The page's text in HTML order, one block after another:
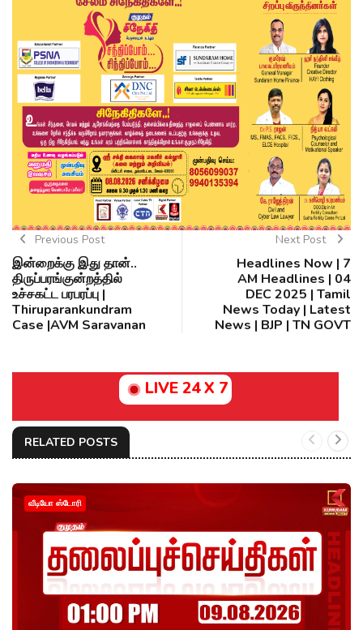
Previous Post
இன்றைக்கு இது தான்..
திருப்பரங்குன்றத்தில்
உச்சகட்ட பரபரப்பு |
Thiruparankundram
Case |AVM Saravanan
Next Post
Headlines Now | 7
AM Headlines | 04
DEC 2025 | Tamil
News Today | Latest
News | BJP | TN GOVT
LIVE 24 X 7
RELATED POSTS
வீடியோ ஸ்டோரி